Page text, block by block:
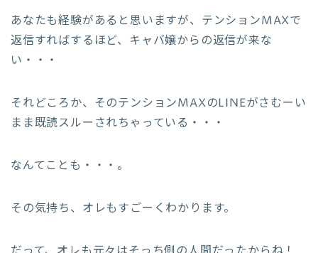
あなたも経験があると思いますが、テンションMAXで
返信すればするほど、キャバ嬢からの返信が来な
い・・・
それどころか、そのテンションMAXのLINEがさむーい
まま既読スルーされちゃっている・・・
なんてことも・・・。
その気持ち、オレもすごーくわかります。